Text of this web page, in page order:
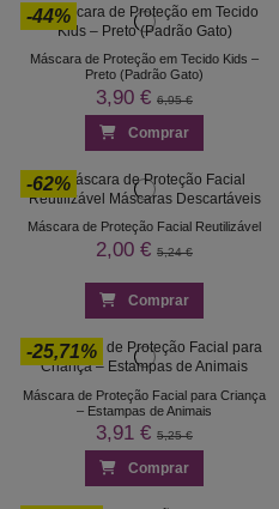
-44%
Máscara de Proteção em Tecido Kids –
Preto (Padrão Gato)
3,90 € 6,95 €
Comprar
-62%
Máscara de Proteção Facial Reutilizável
2,00 € 5,24 €
Comprar
-25,71%
Máscara de Proteção Facial para Criança
– Estampas de Animais
3,91 € 5,25 €
Comprar